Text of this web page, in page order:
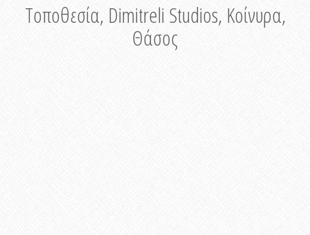
Τοποθεσία, Dimitreli Studios, Κοίνυρα,
Θάσος